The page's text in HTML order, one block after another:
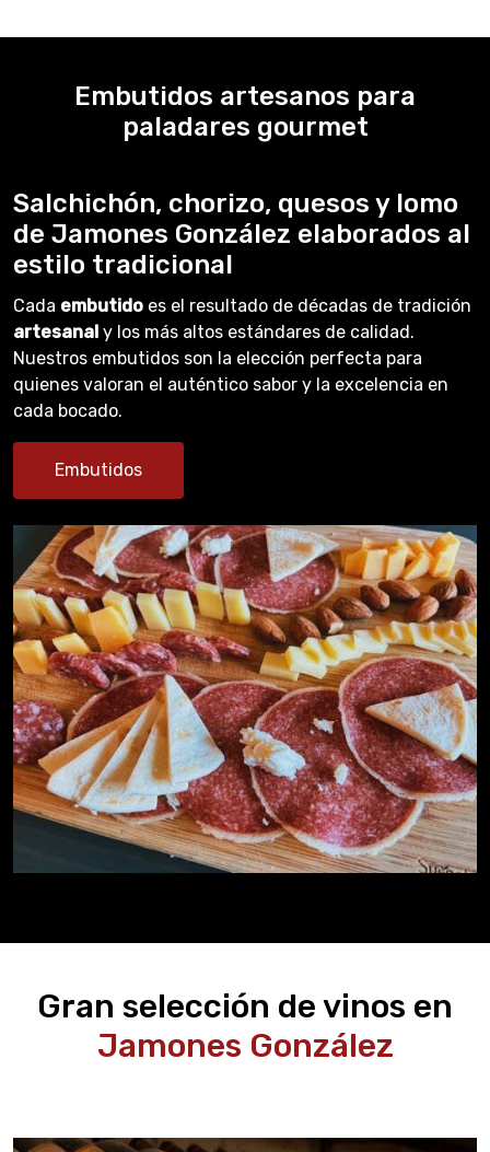
Embutidos artesanos para
paladares gourmet
Salchichón, chorizo, quesos y lomo
de Jamones González elaborados al
estilo tradicional
Cada embutido es el resultado de décadas de tradición
artesanal y los más altos estándares de calidad.
Nuestros embutidos son la elección perfecta para
quienes valoran el auténtico sabor y la excelencia en
cada bocado.
Embutidos
Gran selección de vinos en
Jamones González